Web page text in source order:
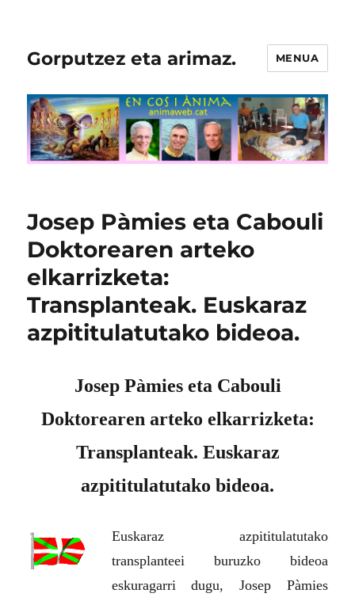
Gorputzez eta arimaz. MENUA
Josep Pàmies eta Cabouli
Doktorearen arteko
elkarrizketa:
Transplanteak. Euskaraz
azpititulatutako bideoa.
Josep Pàmies eta Cabouli
Doktorearen arteko elkarrizketa:
Transplanteak. Euskaraz
azpititulatutako bideoa.
Euskaraz azpititulatutako
transplanteei buruzko bideoa
eskuragarri dugu, Josep Pàmies